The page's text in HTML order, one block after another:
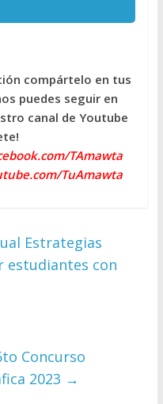
compártelo en tus
puedes seguir en
canal de Youtube
TAmawta
TuAmawta
Estrategias
estudiantes con
Concurso
2023 →